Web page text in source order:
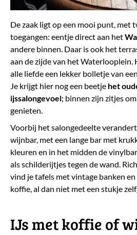
De zaak ligt op een mooi punt, met
toegangen: eentje direct aan het
andere binnen. Daar is ook het
aan de zijde van het Waterlooplein.
alle liefde een lekker bolletje van
Je krijgt hier nog een beetje het
ijssalongevoel; binnen zijn zitjes
genieten.
Voorbij het salongedeelte verandert
wijnbar, met een lange bar met
kleuren en in het midden de
als schilderijtjes tegen de wand.
vind je tafels met vintage banken
koffie, al dan niet met een stukje
​IJs met koffie of